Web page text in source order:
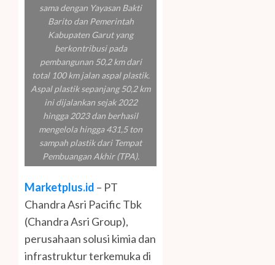
sama dengan Yayasan Bakti
Barito dan Pemerintah
Kabupaten Garut yang
berkontribusi pada
pembangunan 50,2 km dari
total 100 km jalan aspal plastik.
Aspal plastik sepanjang 50,2 km
ini dijalankan sejak 2022
hingga 2023 dan berhasil
mengelola hingga 431,5 ton
sampah plastik dari Tempat
Pembuangan Akhir (TPA).
Marketplus.id – PT
Chandra Asri Pacific Tbk
(Chandra Asri Group),
perusahaan solusi kimia dan
infrastruktur terkemuka di